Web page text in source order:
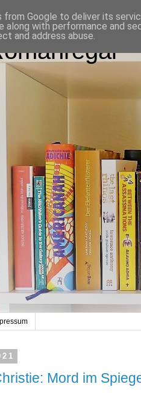
Mord im
Google to deliver its
along with performance and
and address abuse.